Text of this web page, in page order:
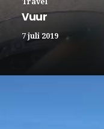
Travel
Vuur
7 juli 2019